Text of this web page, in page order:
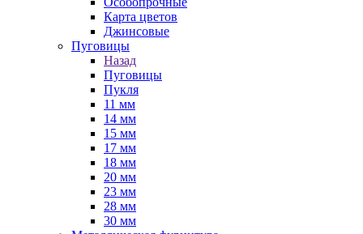
Карта цветов
Джинсовые
Пуговицы
Назад
Пуговицы
Пукля
11 мм
14 мм
15 мм
17 мм
18 мм
20 мм
23 мм
28 мм
30 мм